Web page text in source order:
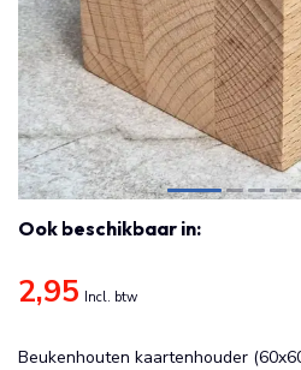
Ook beschikbaar in:
2,95 Incl. btw
Beukenhouten kaartenhouder